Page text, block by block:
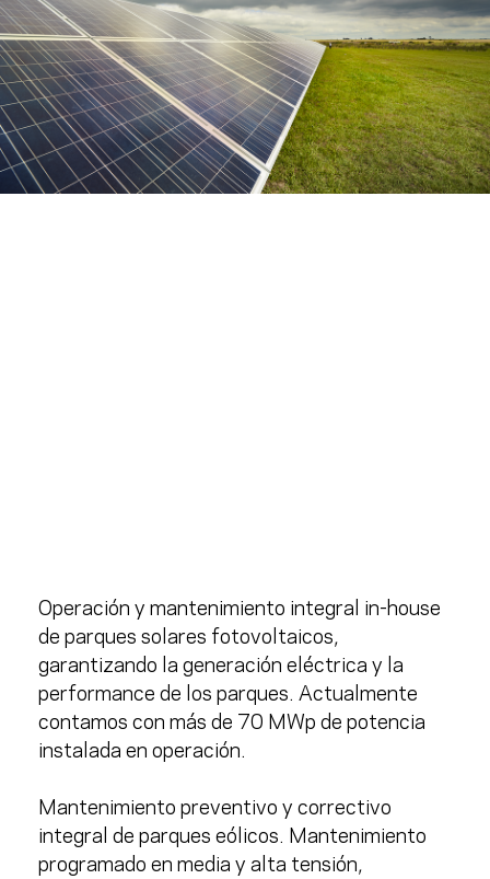
Operación y mantenimiento integral in-house
deparques solares fotovoltaicos,
garantizando la generación eléctrica y la
performance de los parques. Actualmente
contamos con más de 70 MWp de potencia
instalada en operación.
Mantenimiento preventivo y correctivo
integral deparques eólicos. Mantenimiento
programado en media y alta tensión,